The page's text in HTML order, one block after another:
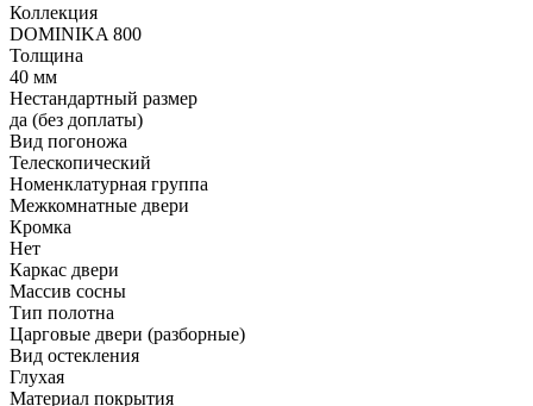
Коллекция
DOMINIKA 800
Толщина
40 мм
Нестандартный размер
да (без доплаты)
Вид погоножа
Телескопический
Номенклатурная группа
Межкомнатные двери
Кромка
Нет
Каркас двери
Массив сосны
Тип полотна
Царговые двери (разборные)
Вид остекления
Глухая
Материал покрытия